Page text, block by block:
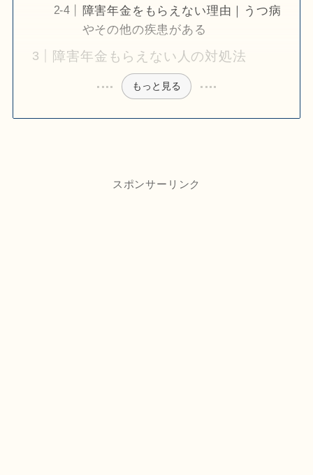
障害年金をもらえない理由｜うつ病
やその他の疾患がある
障害年金もらえない人の対処法
もっと見る
スポンサーリンク